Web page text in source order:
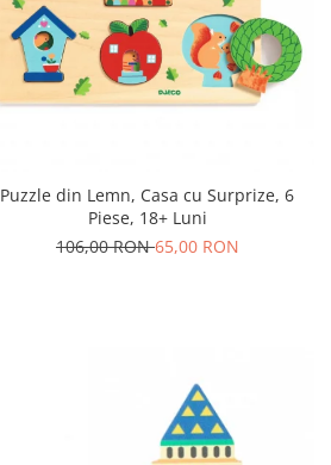
Puzzle din Lemn, Casa cu Surprize, 6
Piese, 18+ Luni
106,00 RON65,00 RON